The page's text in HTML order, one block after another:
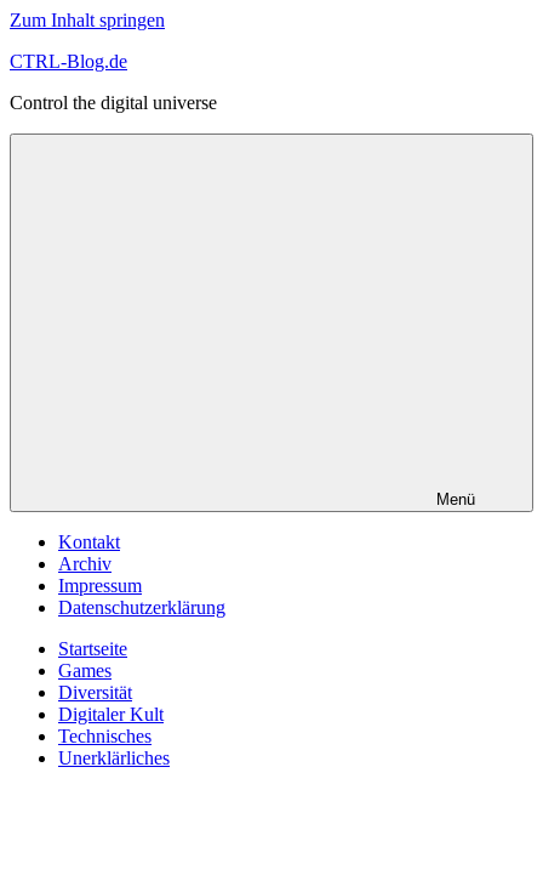
Zum Inhalt springen
CTRL-Blog.de
Control the digital universe
Menü
Kontakt
Archiv
Impressum
Datenschutzerklärung
Startseite
Games
Diversität
Digitaler Kult
Technisches
Unerklärliches